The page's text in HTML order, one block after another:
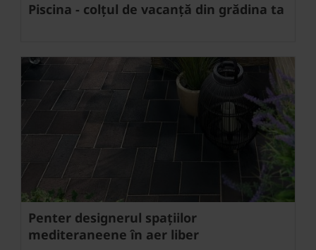
Piscina - colțul de vacanță din grădina ta
Penter designerul spațiilor
mediteraneene în aer liber